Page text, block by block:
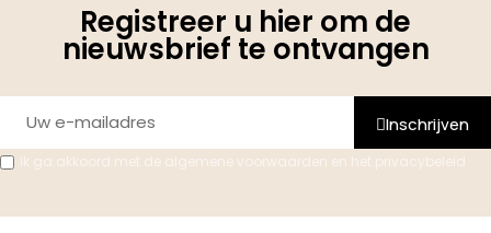
Registreer u hier om de
nieuwsbrief te ontvangen
Inschrijven
Ik ga akkoord met de algemene voorwaarden en het privacybeleid